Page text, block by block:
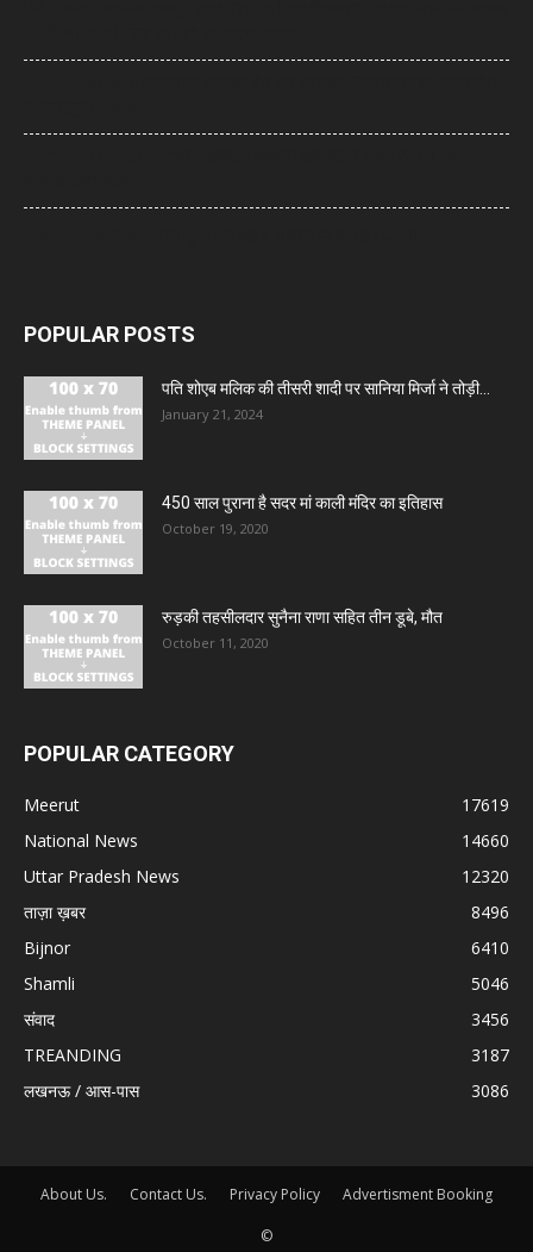
POPULAR POSTS
पति शोएब मलिक की तीसरी शादी पर सानिया मिर्जा ने तोड़ी...
January 21, 2024
450 साल पुराना है सदर मां काली मंदिर का इतिहास
October 19, 2020
रुड़की तहसीलदार सुनैना राणा सहित तीन डूबे, मौत
October 11, 2020
POPULAR CATEGORY
Meerut
17619
National News
14660
Uttar Pradesh News
12320
ताज़ा ख़बर
8496
Bijnor
6410
Shamli
5046
संवाद
3456
TREANDING
3187
लखनऊ / आस-पास
3086
About Us. Contact Us. Privacy Policy Advertisment Booking
©